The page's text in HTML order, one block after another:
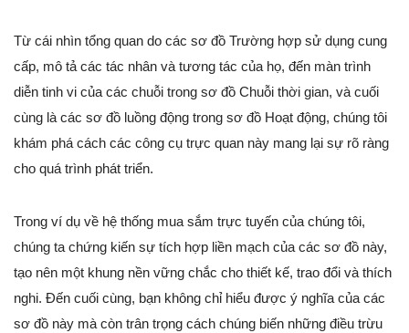
Từ cái nhìn tổng quan do các sơ đồ Trường hợp sử dụng cung
cấp, mô tả các tác nhân và tương tác của họ, đến màn trình
diễn tinh vi của các chuỗi trong sơ đồ Chuỗi thời gian, và cuối
cùng là các sơ đồ luồng động trong sơ đồ Hoạt động, chúng tôi
khám phá cách các công cụ trực quan này mang lại sự rõ ràng
cho quá trình phát triển.
Trong ví dụ về hệ thống mua sắm trực tuyến của chúng tôi,
chúng ta chứng kiến sự tích hợp liền mạch của các sơ đồ này,
tạo nên một khung nền vững chắc cho thiết kế, trao đổi và thích
nghi. Đến cuối cùng, bạn không chỉ hiểu được ý nghĩa của các
sơ đồ này mà còn trân trọng cách chúng biến những điều trừu